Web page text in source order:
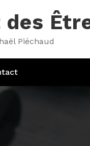
des
Piéchaud